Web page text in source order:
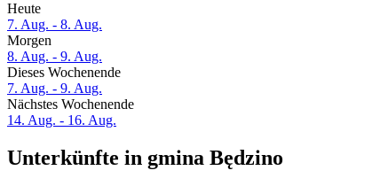
Heute
7. Aug. - 8. Aug.
Morgen
8. Aug. - 9. Aug.
Dieses Wochenende
7. Aug. - 9. Aug.
Nächstes Wochenende
14. Aug. - 16. Aug.
Unterkünfte in gmina Będzino